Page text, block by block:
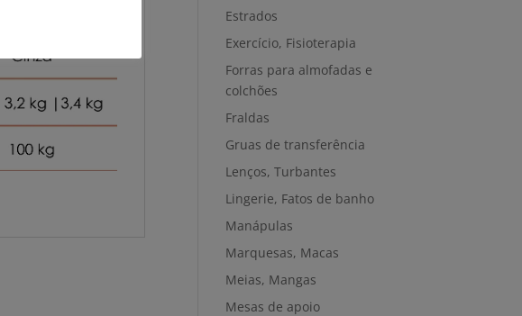
Estrados
Exercício, Fisioterapia
Forras para almofadas e
colchões
Fraldas
Gruas de transferência
Lenços, Turbantes
Lingerie, Fatos de banho
Manápulas
Marquesas, Macas
Meias, Mangas
Mesas de apoio